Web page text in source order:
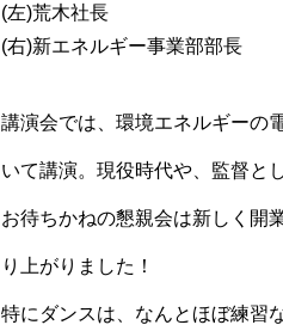
(左)荒木社長
(右)新エネルギー事業部部長
講演会では、環境エネルギーの
いて講演。現役時代や、監督と
お待ちかねの懇親会は新しく開
り上がりました！
特にダンスは、なんとほぼ練習